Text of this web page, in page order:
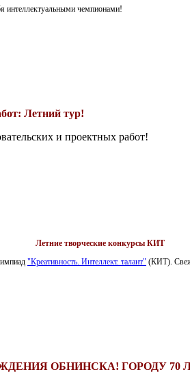
интеллектуальными чемпионами!
Летний тур!
и проектных работ!
Летние творческие конкурсы КИТ
"Креативность. Интеллект. талант" (КИТ).
ОБНИНСКА! ГОРОДУ 70